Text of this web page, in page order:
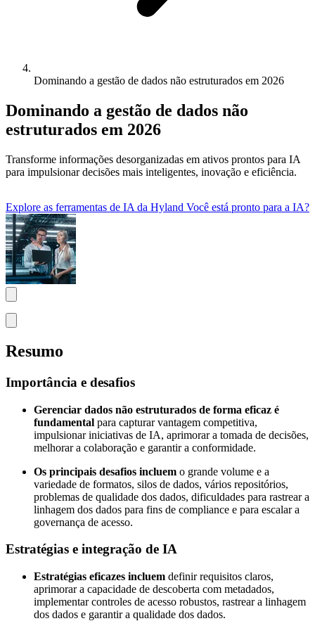
Dominando a gestão de dados não estruturados em 2026
Dominando a gestão de dados não
estruturados em 2026
Transforme informações desorganizadas em ativos prontos para IA
para impulsionar decisões mais inteligentes, inovação e eficiência.
Explore as ferramentas de IA da Hyland Você está pronto para a IA?
Resumo
Importância e desafios
Gerenciar dados não estruturados de forma eficaz é
fundamental para capturar vantagem competitiva,
impulsionar iniciativas de IA, aprimorar a tomada de decisões,
melhorar a colaboração e garantir a conformidade.
Os principais desafios incluem o grande volume e a
variedade de formatos, silos de dados, vários repositórios,
problemas de qualidade dos dados, dificuldades para rastrear a
linhagem dos dados para fins de compliance e para escalar a
governança de acesso.
Estratégias e integração de IA
Estratégias eficazes incluem definir requisitos claros,
aprimorar a capacidade de descoberta com metadados,
implementar controles de acesso robustos, rastrear a linhagem
dos dados e garantir a qualidade dos dados.